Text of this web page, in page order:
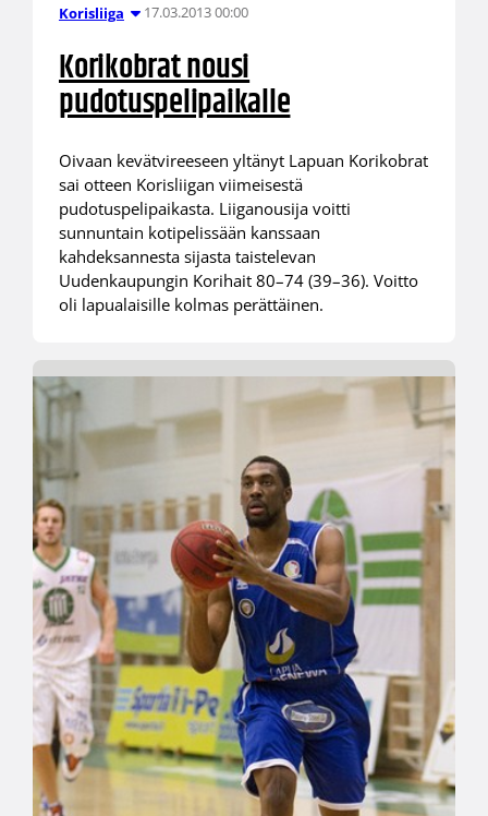
Korisliiga 17.03.2013 00:00
Korikobrat nousi
pudotuspelipaikalle
Oivaan kevätvireeseen yltänyt Lapuan Korikobrat
sai otteen Korisliigan viimeisestä
pudotuspelipaikasta. Liiganousija voitti
sunnuntain kotipelissään kanssaan
kahdeksannesta sijasta taistelevan
Uudenkaupungin Korihait 80–74 (39–36). Voitto
oli lapualaisille kolmas perättäinen.